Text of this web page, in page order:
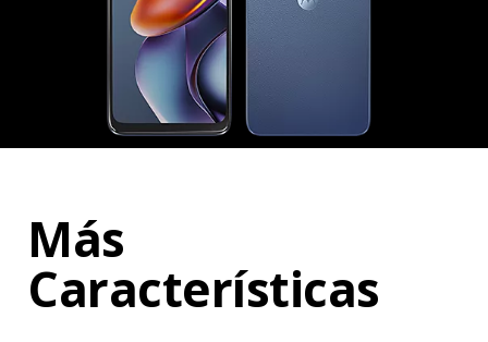
Más
Características